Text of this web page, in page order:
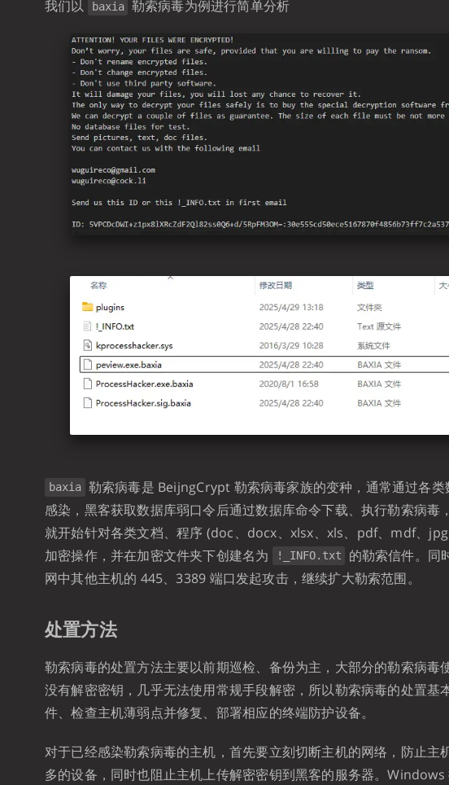
我们以 baxia 勒索病毒为例进行简单分析
baxia 勒索病毒是 BeijngCrypt 勒索病毒家族的变种，通常通过各
感染，黑客获取数据库弱口令后通过数据库命令下载、执行勒索病毒，
就开始针对各类文档、程序 (doc、docx、xlsx、xls、pdf、mdf、
加密操作，并在加密文件夹下创建名为
!_INFO.txt
的勒索信件。同
网中其他主机的 445、3389 端口发起攻击，继续扩大勒索范围。
处置方法
勒索病毒的处置方法主要以前期巡检、备份为主，大部分的勒索病毒
没有解密密钥，几乎无法使用常规手段解密，所以勒索病毒的处置基
件、检查主机薄弱点并修复、部署相应的终端防护设备。
对于已经感染勒索病毒的主机，首先要立刻切断主机的网络，防止主
多的设备，同时也阻止主机上传解密密钥到黑客的服务器。